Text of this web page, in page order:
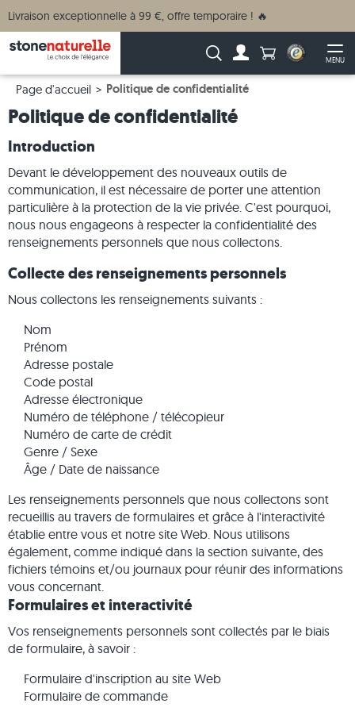
Livraison exceptionnelle à 99 €, offre temporaire ! 🔥
MENU
Recherche :Anzahl
Page d'accueil Politique de confidentialité
Politique de confidentialité
Introduction
Devant le développement des nouveaux outils de
communication, il est nécessaire de porter une attention
particulière à la protection de la vie privée. C'est pourquoi,
nous nous engageons à respecter la confidentialité des
renseignements personnels que nous collectons.
Collecte des renseignements personnels
Nous collectons les renseignements suivants :
Nom
Prénom
Adresse postale
Code postal
Adresse électronique
Numéro de téléphone / télécopieur
Numéro de carte de crédit
Genre / Sexe
Âge / Date de naissance
Les renseignements personnels que nous collectons sont
recueillis au travers de formulaires et grâce à l'interactivité
établie entre vous et notre site Web. Nous utilisons
également, comme indiqué dans la section suivante, des
fichiers témoins et/ou journaux pour réunir des informations
vous concernant.
Formulaires et interactivité
Vos renseignements personnels sont collectés par le biais
de formulaire, à savoir :
Formulaire d'inscription au site Web
Formulaire de commande